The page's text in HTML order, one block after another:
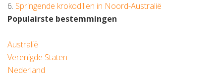
6. Springende krokodillen in Noord-Australië
Populairste bestemmingen
Australië
Verenigde Staten
Nederland